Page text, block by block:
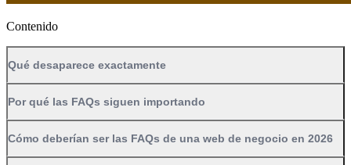
Contenido
Qué desaparece exactamente
Por qué las FAQs siguen importando
Cómo deberían ser las FAQs de una web de negocio en 2026